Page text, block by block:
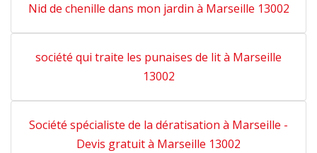
Nid de chenille dans mon jardin à Marseille 13002
société qui traite les punaises de lit à Marseille
13002
Société spécialiste de la dératisation à Marseille -
Devis gratuit à Marseille 13002